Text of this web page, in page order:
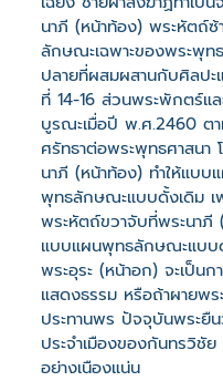
นาภี (หน้าท้อง) พระหัตถ์
ลักษณะเฉพาะของพระพุท
ปลายที่ผสมผสานกับศิลป
ที่ 14-16 ส่วนพระพักตร์แ
บูรณะเมื่อปี พ.ศ.2460 ตา
ศรัทธาต่อพระพุทธศาสนา
นาภี (หน้าท้อง) ทำให้แบ
พุทธลักษณะแบบดั้งเดิม เ
พระหัตถ์ขวาจับที่พระนาภี
แบบแผนพุทธลักษณะแบบ
พระอุระ (หน้าอก) จะเป็น
แสดงธรรม หรือถ้าผายพ
ประทานพร ปัจจุบันพระยื
ประจำเมืองของกันทรวิชัย
อย่างเนืองแน่น